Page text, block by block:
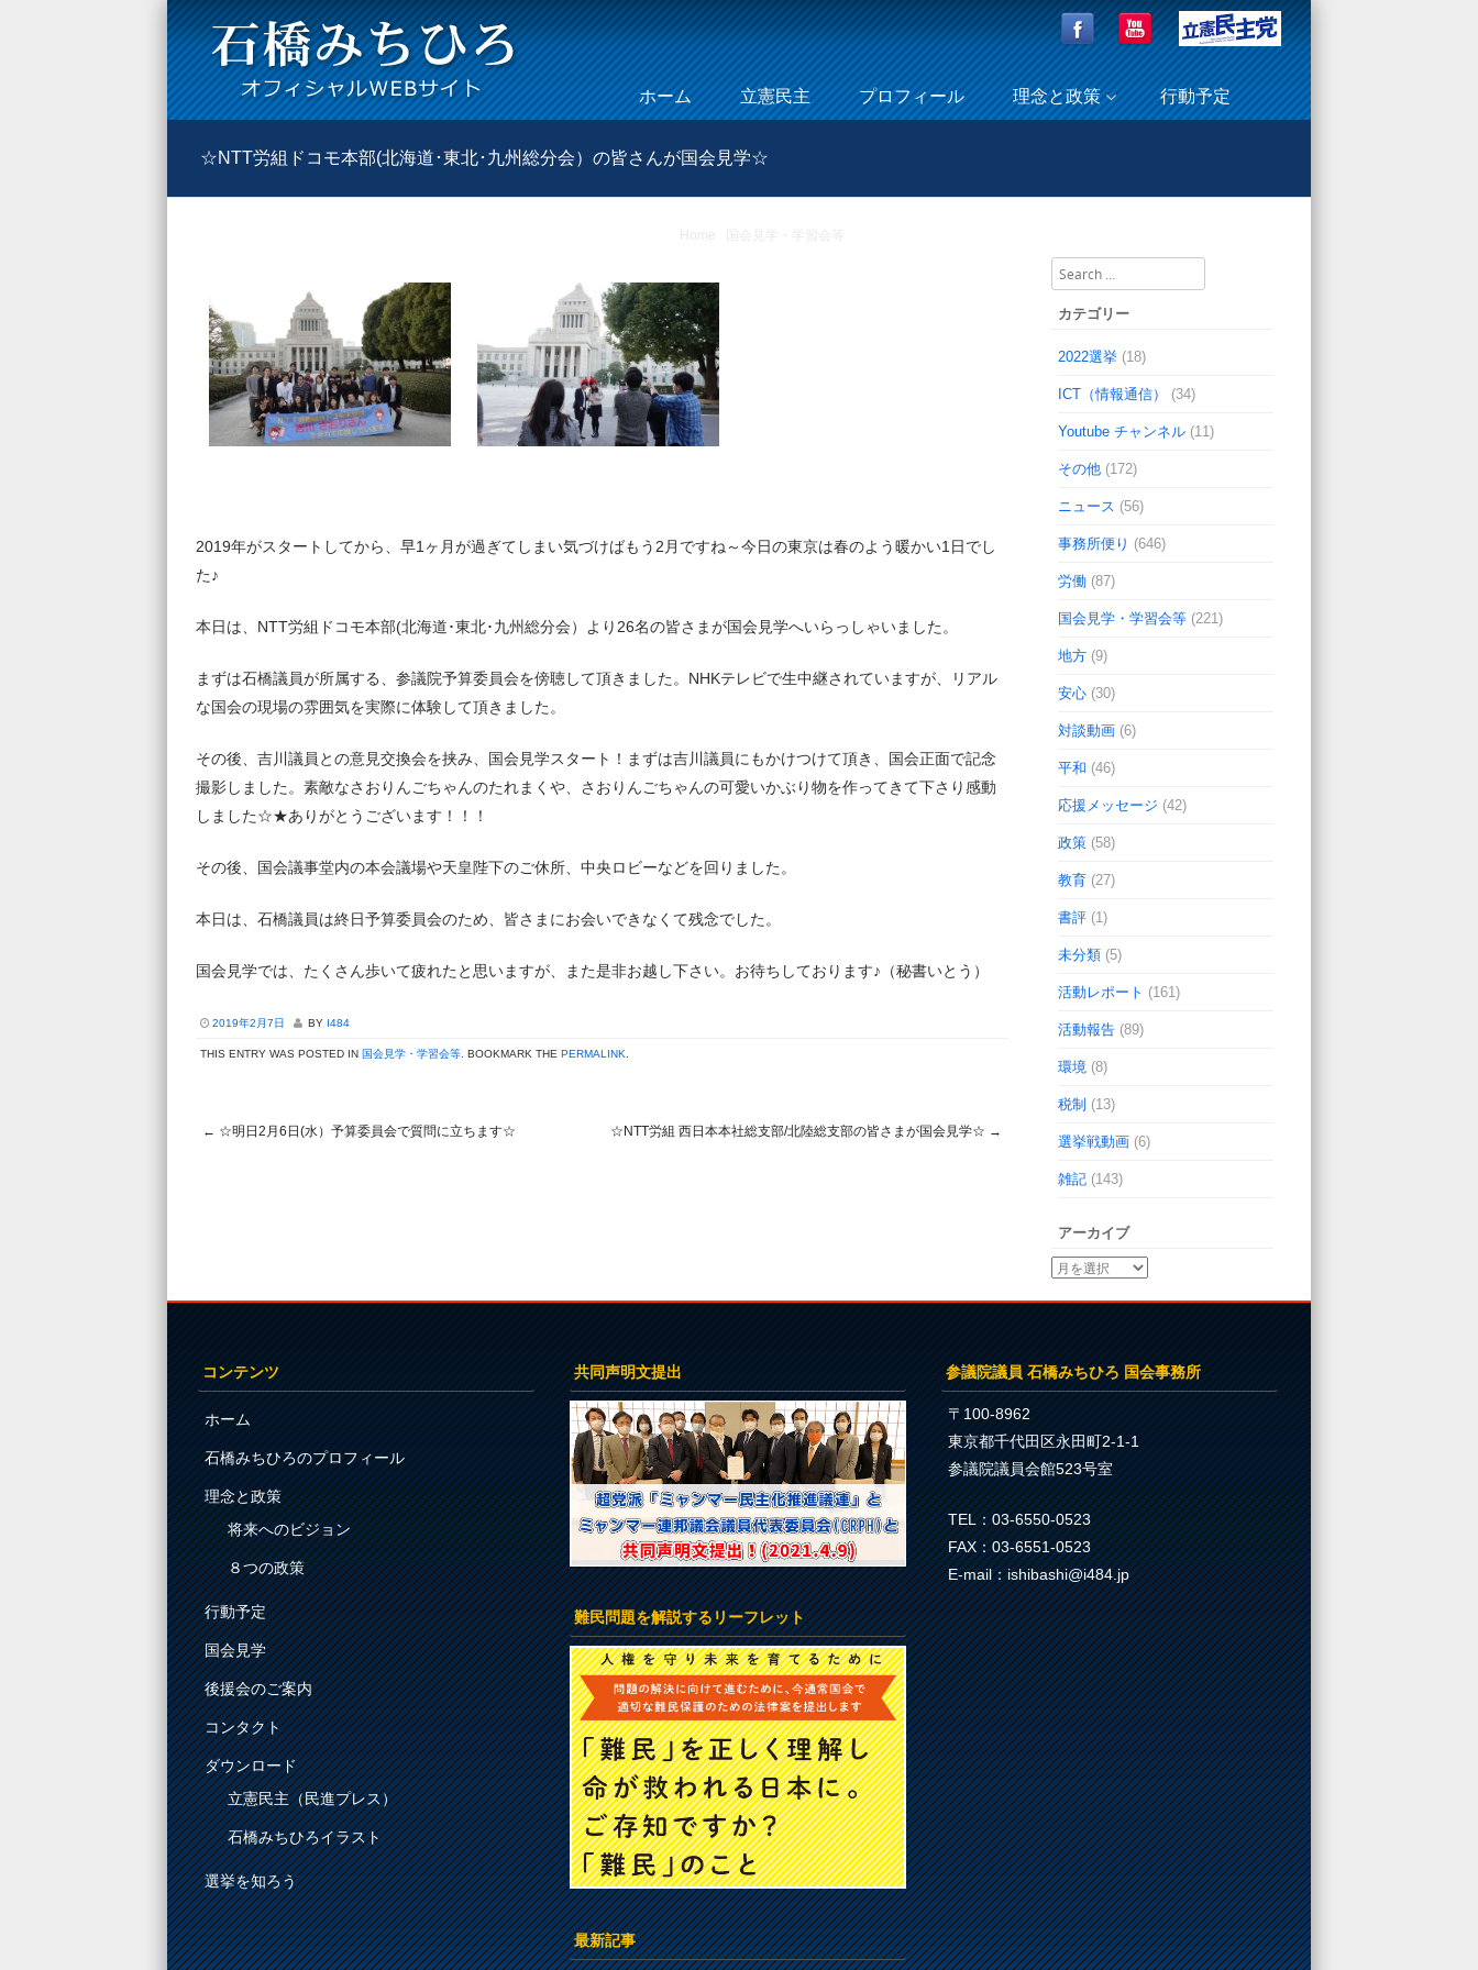
Menu
Skip to content
ホーム 立憲民主 プロフィール 理念と政策 行動予定
☆NTT労組ドコモ本部(北海道･東北･九州総分会）の皆さんが国会見学☆
Home 国会見学・学習会等
2019年がスタートしてから、早1ヶ月が過ぎてしまい気づけばもう2月ですね～今日の東京は春のよう暖かい1日でし
た♪
本日は、NTT労組ドコモ本部(北海道･東北･九州総分会）より26名の皆さまが国会見学へいらっしゃいました。
まずは石橋議員が所属する、参議院予算委員会を傍聴して頂きました。NHKテレビで生中継されていますが、リアル
な国会の現場の雰囲気を実際に体験して頂きました。
その後、吉川議員との意見交換会を挟み、国会見学スタート！まずは吉川議員にもかけつけて頂き、国会正面で記念
撮影しました。素敵なさおりんごちゃんのたれまくや、さおりんごちゃんの可愛いかぶり物を作ってきて下さり感動
しました☆★ありがとうございます！！！
その後、国会議事堂内の本会議場や天皇陛下のご休所、中央ロビーなどを回りました。
本日は、石橋議員は終日予算委員会のため、皆さまにお会いできなくて残念でした。
国会見学では、たくさん歩いて疲れたと思いますが、また是非お越し下さい。お待ちしております♪（秘書いとう）
2019年2月7日 BY I484
THIS ENTRY WAS POSTED IN 国会見学・学習会等. BOOKMARK THE PERMALINK.
← ☆明日2月6日(水）予算委員会で質問に立ちます☆ ☆NTT労組 西日本本社総支部/北陸総支部の皆さまが国会見学☆ →
Search
カテゴリー
2022選挙 (18)
ICT（情報通信） (34)
Youtube チャンネル (11)
その他 (172)
ニュース (56)
事務所便り (646)
労働 (87)
国会見学・学習会等 (221)
地方 (9)
安心 (30)
対談動画 (6)
平和 (46)
応援メッセージ (42)
政策 (58)
教育 (27)
書評 (1)
未分類 (5)
活動レポート (161)
活動報告 (89)
環境 (8)
税制 (13)
選挙戦動画 (6)
雑記 (143)
アーカイブ
コンテンツ
ホーム
石橋みちひろのプロフィール
理念と政策
将来へのビジョン
８つの政策
行動予定
国会見学
後援会のご案内
コンタクト
ダウンロード
立憲民主（民進プレス）
石橋みちひろイラスト
選挙を知ろう
共同声明文提出
難民問題を解説するリーフレット
最新記事
参議院議員 石橋みちひろ 国会事務所
〒100-8962
東京都千代田区永田町2-1-1
参議院議員会館523号室
TEL：03-6550-0523
FAX：03-6551-0523
E-mail：ishibashi@i484.jp